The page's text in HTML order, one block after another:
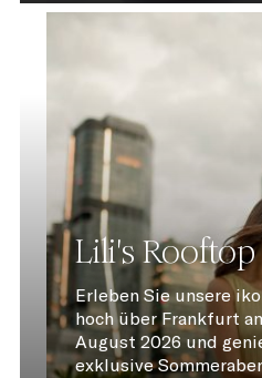
Lili's
Erleben Sie unsere
hoch über Frankfurt am
August 2026 und
exklusive